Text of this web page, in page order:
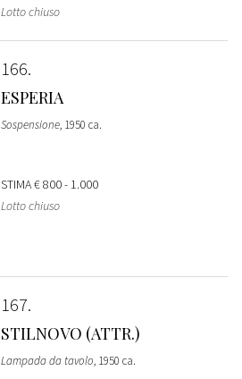
Lotto chiuso
166
ESPERIA
Sospensione, 1950 ca.
STIMA€ 800 - 1.000
Lotto chiuso
167
STILNOVO (ATTR.)
Lampada da tavolo, 1950 ca.